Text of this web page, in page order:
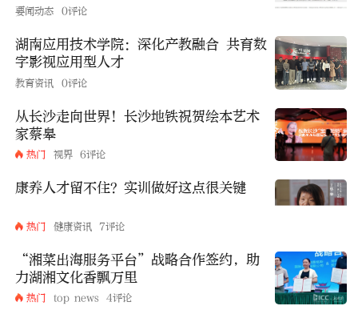
要闻动态 0评论
湖南应用技术学院：深化产教融合 共育数
字影视应用型人才
教育资讯 0评论
从长沙走向世界！长沙地铁祝贺绘本艺术
家蔡皋
热门 视界 6评论
康养人才留不住？实训做好这点很关键
热门 健康资讯 7评论
“湘菜出海服务平台”战略合作签约，助
力湖湘文化香飘万里
热门 top news 4评论